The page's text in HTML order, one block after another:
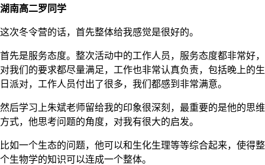
湖南高二罗同学
这次冬令营的话，首先整体给我感觉是很好的。
首先是服务态度。整次活动中的工作人员，服务态度都非常好，
对我们的要求都尽量满足，工作也非常认真负责，包括晚上的生
日派对，工作人员付出了很多，我们都感到非常满意。
然后学习上朱斌老师留给我的印象很深刻，最重要的是他的思维
方式，他思考问题的角度，对我有很大的启发。
比如一个生态的问题，他可以和生化生理等等综合起来，使得整
个生物学的知识可以连成一个整体。